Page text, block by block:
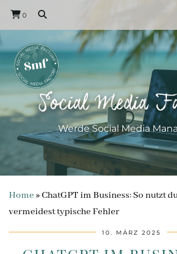
0
Social Media
Werde Social Media
Home »ChatGPT im Business: So nutzt
vermeidest typische Fehler
10. MÄRZ 2025